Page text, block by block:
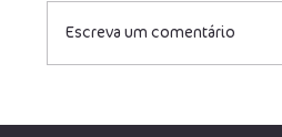
Escreva um comentário